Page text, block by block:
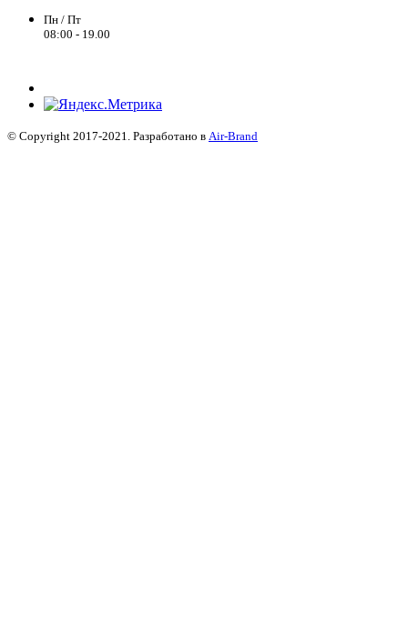
Пн / Пт
08:00 - 19.00
© Copyright 2017-2021. Разработано в Air-Brand